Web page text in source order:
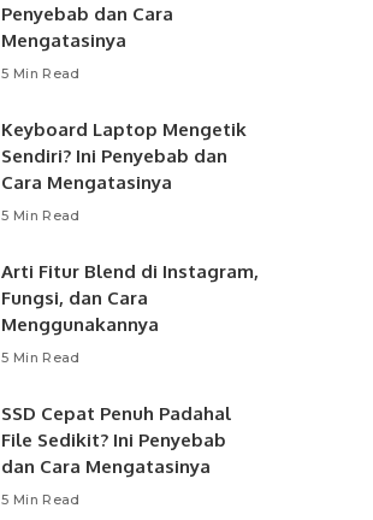
Penyebab dan Cara
Mengatasinya
5 Min Read
Keyboard Laptop Mengetik
Sendiri? Ini Penyebab dan
Cara Mengatasinya
5 Min Read
Arti Fitur Blend di Instagram,
Fungsi, dan Cara
Menggunakannya
5 Min Read
SSD Cepat Penuh Padahal
File Sedikit? Ini Penyebab
dan Cara Mengatasinya
5 Min Read